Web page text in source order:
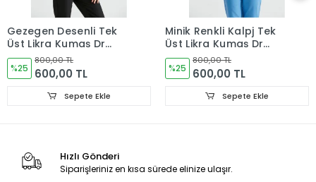
Gezegen Desenli Tek
Üst Likra Kumaş Dr
Greys Kesim
%25
800,00 TL
600,00 TL
Sepete Ekle
Minik Renkli Kalpj Tek
Üst Likra Kumaş Dr
Greys Kesim
%25
800,00 TL
600,00 TL
Sepete Ekle
Hızlı Gönderi
Siparişleriniz en kısa sürede elinize ulaşır.